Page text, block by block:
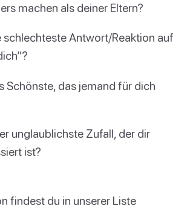
machen als deiner Eltern?
schlechteste Antwort/Reaktion auf
Schönste, das jemand für dich
unglaublichste Zufall, der dir
ist?
findest du in unserer Liste